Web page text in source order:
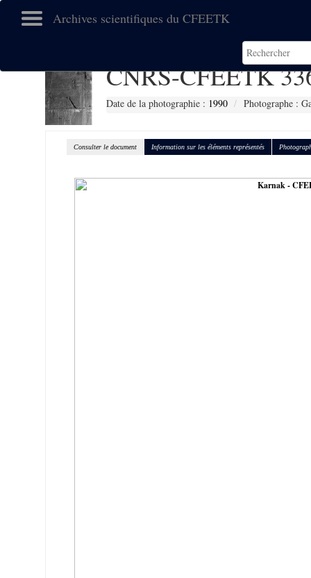
Archives scientifiques du CFEETK
CNRS-CFEETK
Date de la photographie : 1990 Photographe :
Consulter le document Information sur les éléments représentés